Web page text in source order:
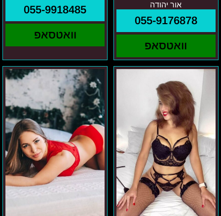
אור יהודה
055-9176878
וואטסאפ
055-9918485
וואטסאפ
גוש
והסביבה-
מלאני-נערה
פרטית
נדירה
תל
אביב
והסביבה